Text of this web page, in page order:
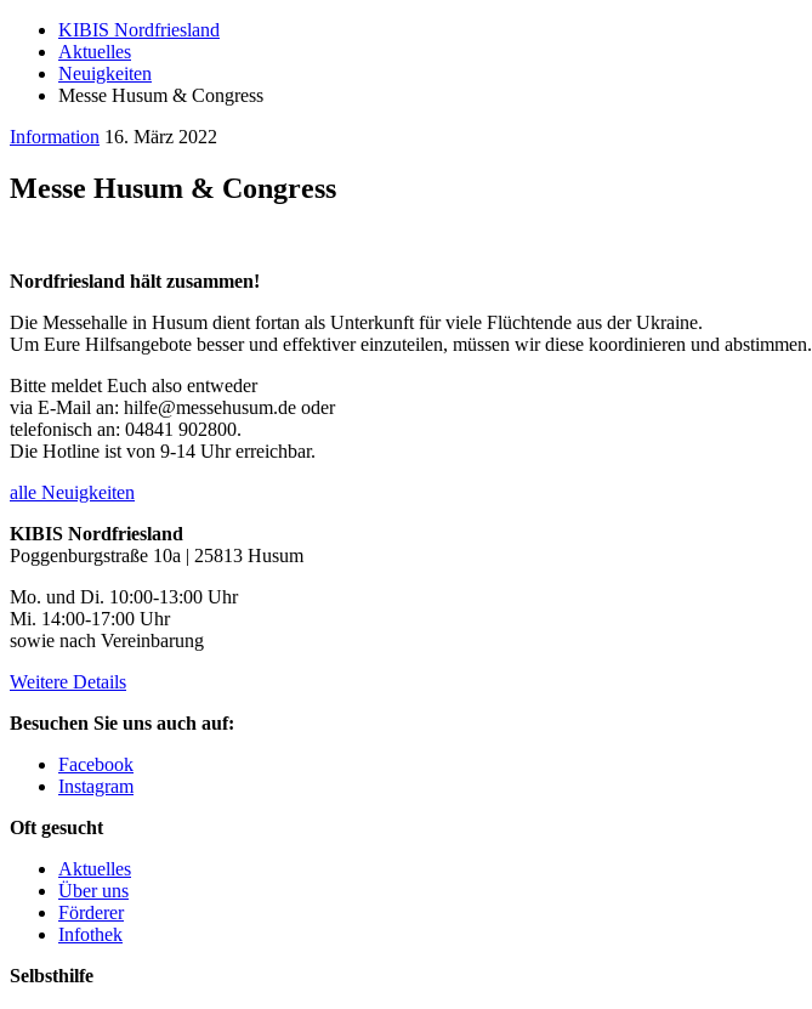
KIBIS Nordfriesland
Aktuelles
Neuigkeiten
Messe Husum & Congress
Information 16. März 2022
Messe Husum & Congress
Nordfriesland hält zusammen!
Die Messehalle in Husum dient fortan als Unterkunft für viele Flüchtende aus der Ukraine.
Um Eure Hilfsangebote besser und effektiver einzuteilen, müssen wir diese koordinieren und abstimmen.
Bitte meldet Euch also entweder
via E-Mail an: hilfe@messehusum.de oder
telefonisch an: 04841 902800.
Die Hotline ist von 9-14 Uhr erreichbar.
alle Neuigkeiten
KIBIS Nordfriesland
Poggenburgstraße 10a | 25813 Husum
Mo. und Di. 10:00-13:00 Uhr
Mi. 14:00-17:00 Uhr
sowie nach Vereinbarung
Weitere Details
Besuchen Sie uns auch auf:
Facebook
Instagram
Oft gesucht
Aktuelles
Über uns
Förderer
Infothek
Selbsthilfe